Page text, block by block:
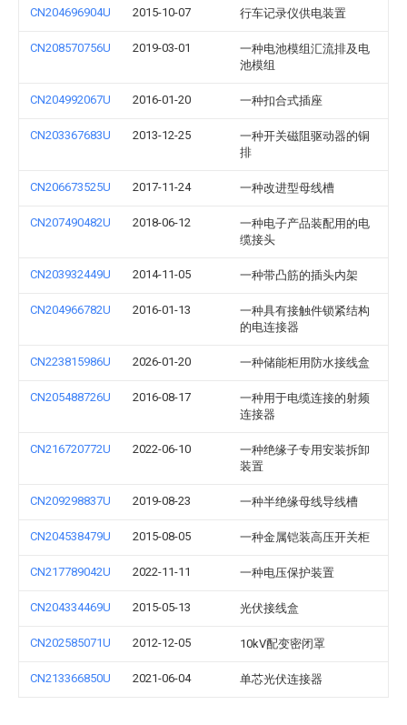
CN204696904U 2015-10-07 行车记录仪供电装置
CN208570756U 2019-03-01
一种电池模组汇流排及电
池模组
CN204992067U 2016-01-20 一种扣合式插座
CN203367683U 2013-12-25
一种开关磁阻驱动器的铜
排
CN206673525U 2017-11-24 一种改进型母线槽
CN207490482U 2018-06-12
一种电子产品装配用的电
缆接头
CN203932449U 2014-11-05 一种带凸筋的插头内架
CN204966782U 2016-01-13
一种具有接触件锁紧结构
的电连接器
CN223815986U 2026-01-20 一种储能柜用防水接线盒
CN205488726U 2016-08-17
一种用于电缆连接的射频
连接器
CN216720772U 2022-06-10
一种绝缘子专用安装拆卸
装置
CN209298837U 2019-08-23 一种半绝缘母线导线槽
CN204538479U 2015-08-05 一种金属铠装高压开关柜
CN217789042U 2022-11-11 一种电压保护装置
CN204334469U 2015-05-13 光伏接线盒
CN202585071U 2012-12-05 10kV配变密闭罩
CN213366850U 2021-06-04 单芯光伏连接器